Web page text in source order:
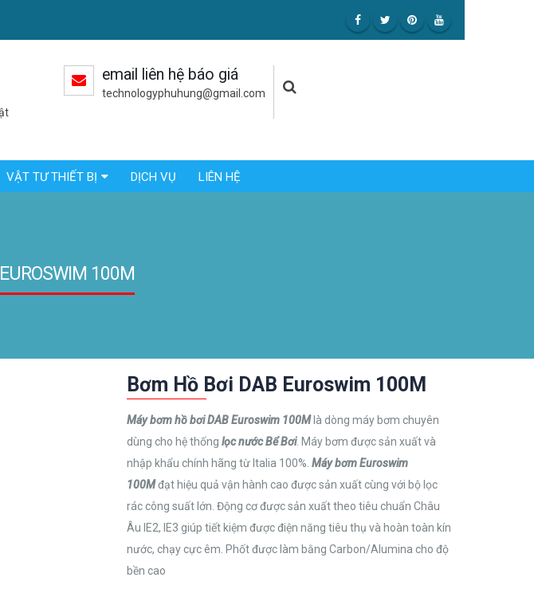
email liên hệ báo giá
technologyphuhung@gmail.com
VẬT TƯ THIẾT BỊ DỊCH VỤ LIÊN HỆ
100M
Bơm Hồ Bơi DAB Euroswim 100M
Máy bơm hồ bơi DAB Euroswim 100Mlà dòng máy bơm chuyên
dùng cho hệ thống lọc nước Bể Bơi. Máy bơm được sản xuất và
nhập khẩu chính hãng từ Italia 100%. Máy bơm Euroswim
100Mđạt hiệu quả vận hành cao được sản xuất cùng với bộ lọc
rác công suất lớn. Động cơ được sản xuất theo tiêu chuẩn Châu
Âu IE2, IE3 giúp tiết kiệm được điện năng tiêu thụ và hoàn toàn kín
nước, chạy cực êm. Phốt được làm bằng Carbon/Alumina cho độ
bền cao